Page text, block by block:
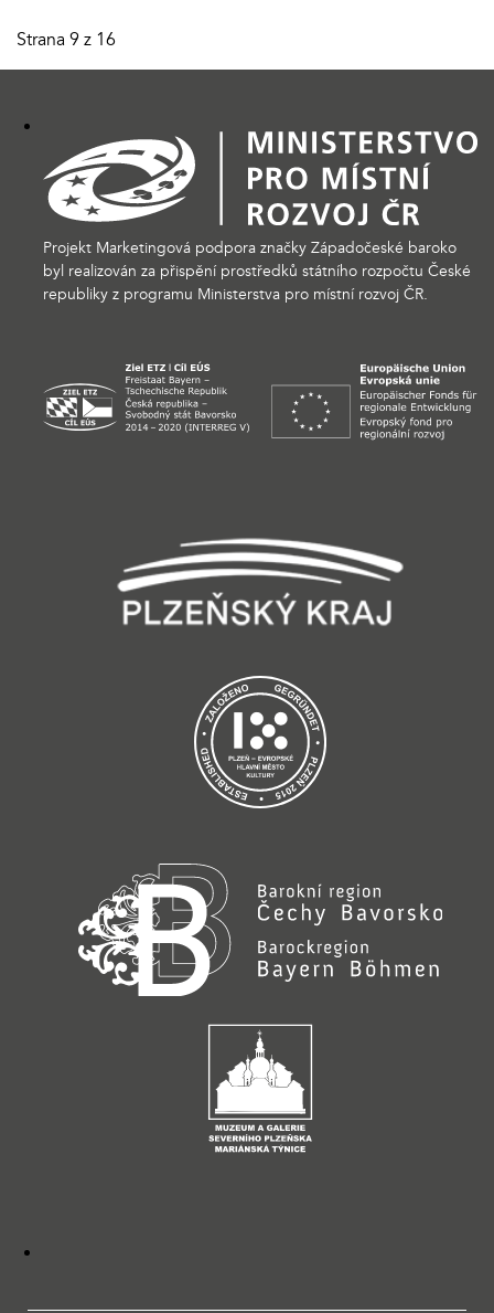
Strana 9 z 16
Projekt Marketingová podpora značky Západočeské baroko
byl realizován za přispění prostředků státního rozpočtu České
republiky z programu Ministerstva pro místní rozvoj ČR.